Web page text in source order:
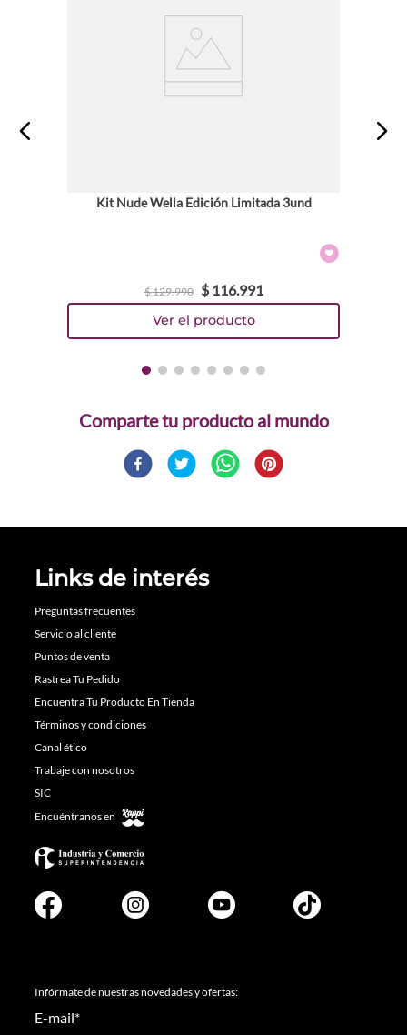
Kit Nude Wella Edición Limitada 3und
$129.990 $ 116.991
Comparte
Links de interés
Preguntas frecuentes
Servicio al cliente
Puntos de venta
Rastrea Tu Pedido
Encuentra Tu Producto En Tienda
Términos y condiciones
Canal ético
Trabaje con nosotros
SIC
Encuéntranos en
Infórmate de nuestras novedades y ofertas:
E-mail*